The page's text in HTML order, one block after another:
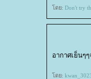
ดย: Don't try
อากาศเย็นๆ
ดย: